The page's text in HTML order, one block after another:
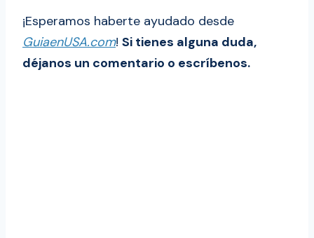
¡Esperamos haberte ayudado desde
GuiaenUSA.com! Si tienes alguna duda,
déjanos un comentario o escríbenos.